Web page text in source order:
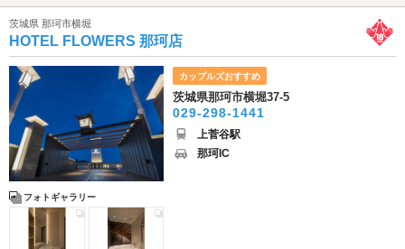
茨城県 那珂市横堀
HOTEL FLOWERS 那珂店
フォトギャラリー
カップルズおすすめ
茨城県那珂市横堀37-5
029-298-1441
上菅谷駅
那珂IC